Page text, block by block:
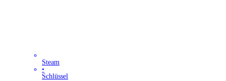
Steam
•
Schlüssel